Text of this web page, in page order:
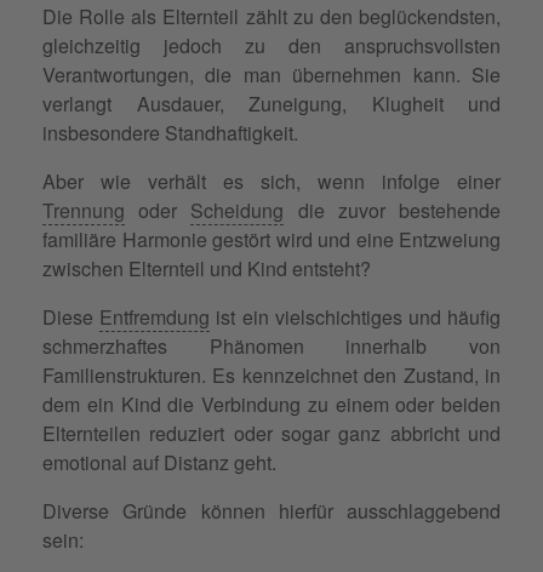
Die Rolle als Elternteil zählt zu den beglückendsten,
gleichzeitig jedoch zu den anspruchsvollsten
Verantwortungen, die man übernehmen kann. Sie
verlangt Ausdauer, Zuneigung, Klugheit und
insbesondere Standhaftigkeit.
Aber wie verhält es sich, wenn infolge einer
Trennung oder Scheidung die zuvor bestehende
familiäre Harmonie gestört wird und eine Entzweiung
zwischen Elternteil und Kind entsteht?
Diese Entfremdung ist ein vielschichtiges und häufig
schmerzhaftes Phänomen innerhalb von
Familienstrukturen. Es kennzeichnet den Zustand, in
dem ein Kind die Verbindung zu einem oder beiden
Elternteilen reduziert oder sogar ganz abbricht und
emotional auf Distanz geht.
Diverse Gründe können hierfür ausschlaggebend
sein: